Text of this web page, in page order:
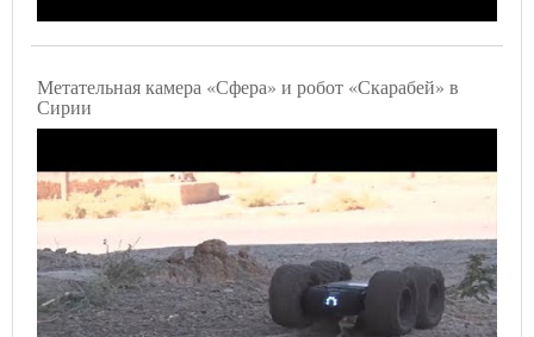
Метательная камера «Сфера» и робот «Скарабей» в
Сирии